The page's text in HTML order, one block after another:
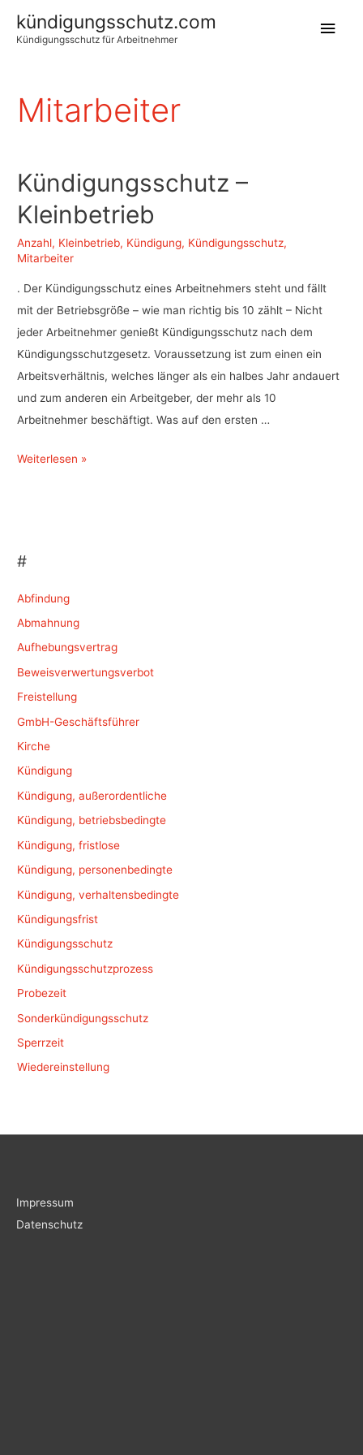
kündigungsschutz.com
Kündigungsschutz für Arbeitnehmer
Mitarbeiter
Kündigungsschutz –
Kleinbetrieb
Anzahl, Kleinbetrieb, Kündigung, Kündigungsschutz,
Mitarbeiter
. Der Kündigungsschutz eines Arbeitnehmers steht und fällt
mit der Betriebsgröße – wie man richtig bis 10 zählt – Nicht
jeder Arbeitnehmer genießt Kündigungsschutz nach dem
Kündigungsschutzgesetz. Voraussetzung ist zum einen ein
Arbeitsverhältnis, welches länger als ein halbes Jahr andauert
und zum anderen ein Arbeitgeber, der mehr als 10
Arbeitnehmer beschäftigt. Was auf den ersten …
Kündigungsschutz
Weiterlesen »
#
Abfindung
Abmahnung
Aufhebungsvertrag
Beweisverwertungsverbot
Freistellung
GmbH-Geschäftsführer
Kirche
Kündigung
Kündigung, außerordentliche
Kündigung, betriebsbedingte
Kündigung, fristlose
Kündigung, personenbedingte
Kündigung, verhaltensbedingte
Kündigungsfrist
Kündigungsschutz
Kündigungsschutzprozess
Probezeit
Sonderkündigungsschutz
Sperrzeit
Wiedereinstellung
Impressum
Datenschutz